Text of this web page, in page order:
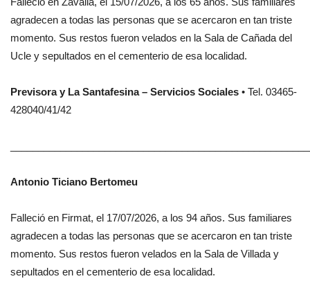
agradecen a todas las personas que se acercaron en tan triste
momento. Sus restos fueron velados en la Sala de Cañada del
Ucle y sepultados en el cementerio de esa localidad.
Previsora y La Santafesina – Servicios Sociales • Tel. 03465-
428040/41/42
Antonio Ticiano Bertomeu
Falleció en Firmat, el 17/07/2026, a los 94 años. Sus familiares
agradecen a todas las personas que se acercaron en tan triste
momento. Sus restos fueron velados en la Sala de Villada y
sepultados en el cementerio de esa localidad.